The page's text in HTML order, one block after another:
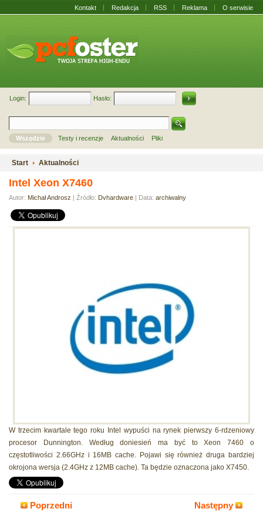
Kontakt Redakcja RSS Reklama O serwisie
Login: Hasło:
Wszędzie Testy i recenzje Aktualności Pliki
Start Aktualności
Intel Xeon X7460
Autor: Michał Androsz | Źródło: Dvhardware | Data: archiwalny
W trzecim kwartale tego roku Intel wypuści na rynek pierwszy 6-rdzeniowy
procesor Dunnington. Według doniesień ma być to Xeon 7460 o
częstotliwości 2.66GHz i 16MB cache. Pojawi się również druga bardziej
okrojona wersja (2.4GHz z 12MB cache). Ta będzie oznaczona jako X7450.
Poprzedni Następny